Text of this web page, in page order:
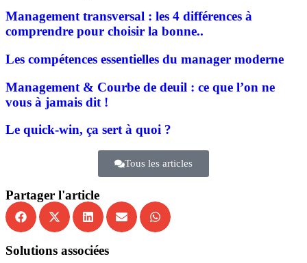
Management transversal : les 4 différences à
comprendre pour choisir la bonne..
Les compétences essentielles du manager moderne
Management & Courbe de deuil : ce que l’on ne
vous à jamais dit !
Le quick-win, ça sert à quoi ?
Tous les articles
Partager l'article
Solutions associées